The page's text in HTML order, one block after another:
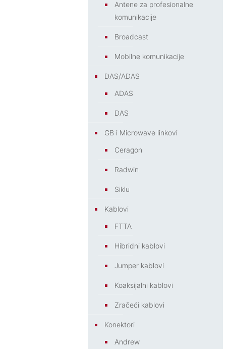
Antene za profesionalne
komunikacije
Broadcast
Mobilne komunikacije
DAS/ADAS
ADAS
DAS
GB i Microwave linkovi
Ceragon
Radwin
Siklu
Kablovi
FTTA
Hibridni kablovi
Jumper kablovi
Koaksijalni kablovi
Zračeći kablovi
Konektori
Andrew